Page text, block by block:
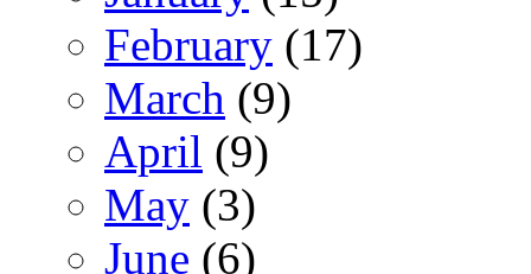
February (17)
March (9)
April (9)
May (3)
June (6)